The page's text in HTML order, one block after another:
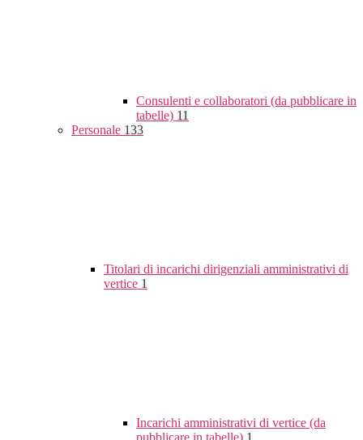
Consulenti e collaboratori (da pubblicare in
tabelle) 11
Personale 133
Titolari di incarichi dirigenziali amministrativi di
vertice 1
Incarichi amministrativi di vertice (da